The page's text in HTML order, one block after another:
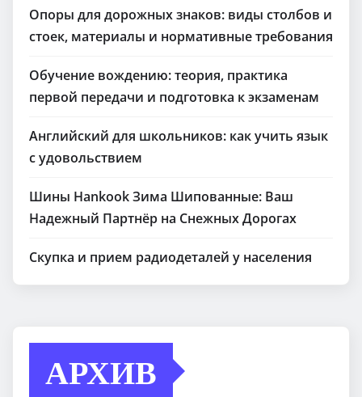
Опоры для дорожных знаков: виды столбов и
стоек, материалы и нормативные требования
Обучение вождению: теория, практика
первой передачи и подготовка к экзаменам
Английский для школьников: как учить язык
с удовольствием
Шины Hankook Зима Шипованные: Ваш
Надежный Партнёр на Снежных Дорогах
Скупка и прием радиодеталей у населения
АРХИВ